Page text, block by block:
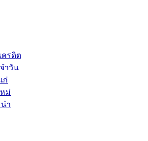
ครดิต
ำวัน
ก่
ม่
ำ